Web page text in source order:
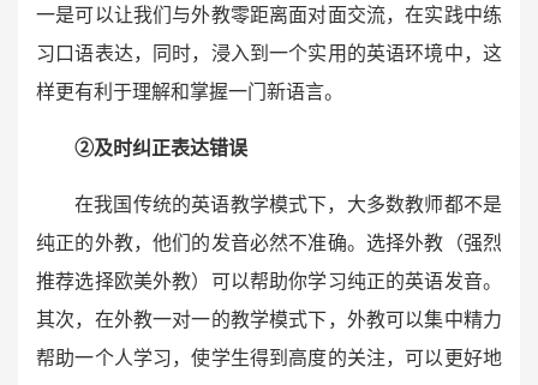
一是可以让我们与外教零距离面对面交流，在实践中练
习口语表达，同时，浸入到一个实用的英语环境中，这
样更有利于理解和掌握一门新语言。
②及时纠正表达错误
在我国传统的英语教学模式下，大多数教师都不是
纯正的外教，他们的发音必然不准确。选择外教（强烈
推荐选择欧美外教）可以帮助你学习纯正的英语发音。
其次，在外教一对一的教学模式下，外教可以集中精力
帮助一个人学习，使学生得到高度的关注，可以更好地